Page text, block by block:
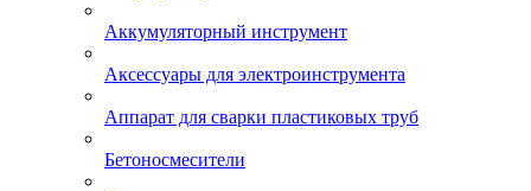
Аккумуляторный инструмент
Аксессуары для электроинструмента
Аппарат для сварки пластиковых труб
Бетоносмесители